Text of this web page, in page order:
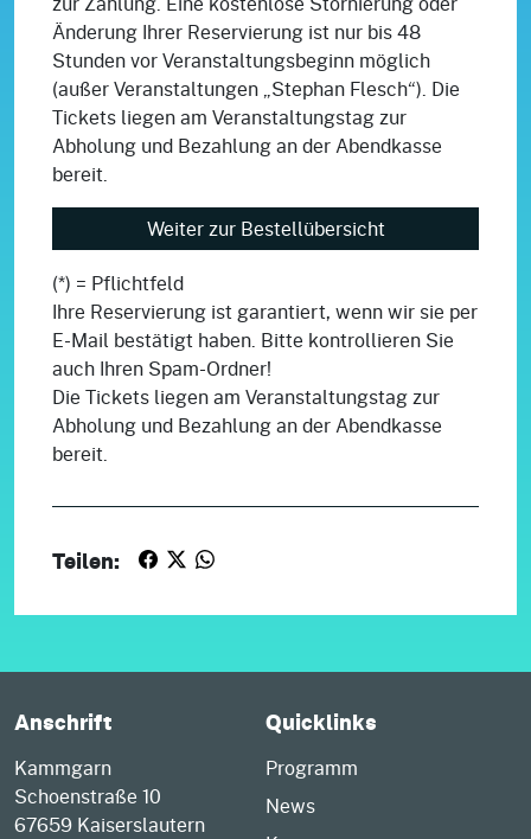
Änderung Ihrer Reservierung ist nur bis 48
Stunden vor Veranstaltungsbeginn möglich
(außer Veranstaltungen „Stephan Flesch“). Die
Tickets liegen am Veranstaltungstag zur
Abholung und Bezahlung an der Abendkasse
bereit.
(*) = Pflichtfeld
Ihre Reservierung ist garantiert, wenn wir sie per
E-Mail bestätigt haben. Bitte kontrollieren Sie
auch Ihren Spam-Ordner!
Die Tickets liegen am Veranstaltungstag zur
Abholung und Bezahlung an der Abendkasse
bereit.
Teilen:
Anschrift
Kammgarn
Schoenstraße 10
67659 Kaiserslautern
Quicklinks
Programm
News